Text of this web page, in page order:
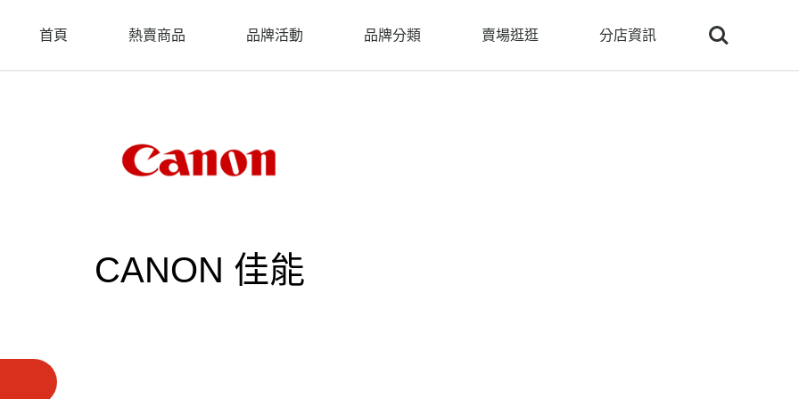
首頁 熱賣商品 品牌活動 品牌分類 賣場逛逛 分店資訊
Search
CANON 佳能